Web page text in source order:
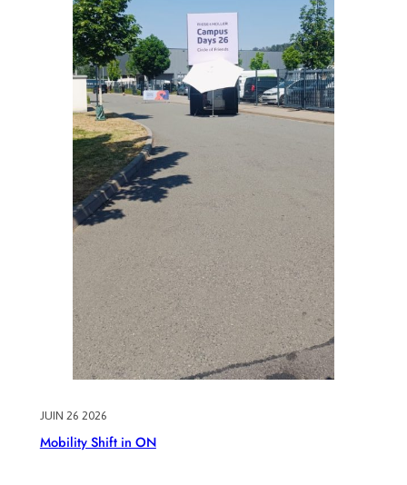
JUIN 26 2026
Mobility Shift in ON